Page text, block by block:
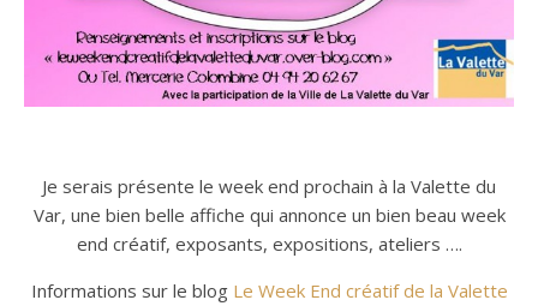
Je serais présente le week end prochain à la Valette du
Var, une bien belle affiche qui annonce un bien beau week
end créatif, exposants, expositions, ateliers ….
Informations sur le blog Le Week End créatif de la Valette